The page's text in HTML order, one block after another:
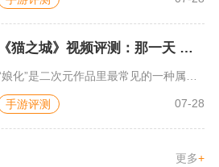
《猫之城》视频评测：那一天 我家的猫变成了猫娘
手游评测 07-28
更多+